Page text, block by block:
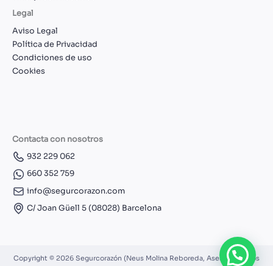
Legal
Aviso Legal
Política de Privacidad
Condiciones de uso
Cookies
Contacta con nosotros
932 229 062
660 352 759
info@segurcorazon.com
C/ Joan Güell 5 (08028) Barcelona
Copyright © 2026 Segurcorazón (Neus Molina Reboreda, Asesor Seguros